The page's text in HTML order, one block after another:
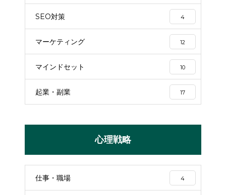
SEO対策 4
マーケティング 12
マインドセット 10
起業・副業 17
心理戦略
仕事・職場 4